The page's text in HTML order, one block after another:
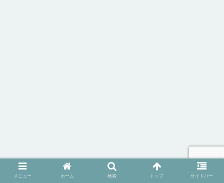
メニュー ホーム 検索 トップ サイドバー